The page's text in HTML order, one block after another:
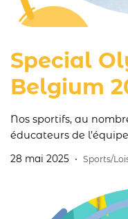
Special
Belgium
Nos sportifs, au
éducateurs de
défendront nos
28 mai 2025 Sports/